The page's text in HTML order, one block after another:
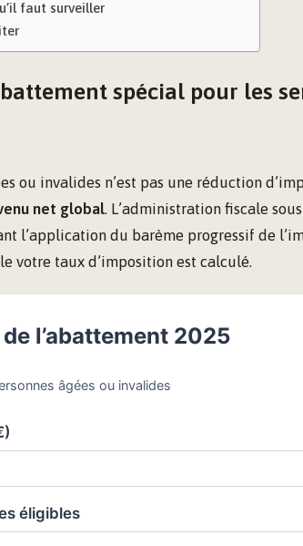
faut surveiller
spécial pour les
ou invalides n’est pas une réduction
net global. L’administration fiscale
l’application du barème progressif de
votre taux d’imposition est calculé.
l’abattement 2025
âgées ou invalides
éligibles